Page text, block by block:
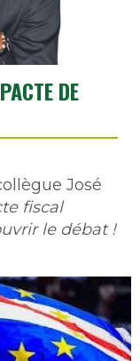
DE
José
fiscal
le débat !